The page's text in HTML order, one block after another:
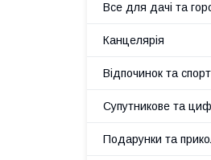
Все для дачі та
Канцелярія
Відпочинок та спорт
Супутникове та
Подарунки та